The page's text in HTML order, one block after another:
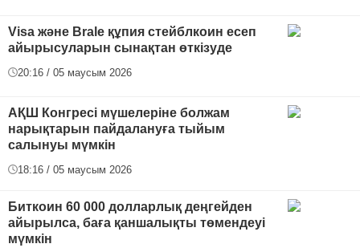
Visa және Brale құпия стейблкоин есеп
айырысуларын сынақтан өткізуде
20:16 / 05 маусым 2026
АҚШ Конгресі мүшелеріне болжам
нарықтарын пайдалануға тыйым
салынуы мүмкін
18:16 / 05 маусым 2026
Биткоин 60 000 долларлық деңгейден
айырылса, баға қаншалықты төмендеуі
мүмкін